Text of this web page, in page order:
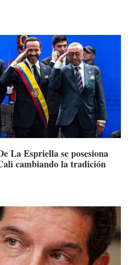
La Espriella se posesiona
cambiando la tradición